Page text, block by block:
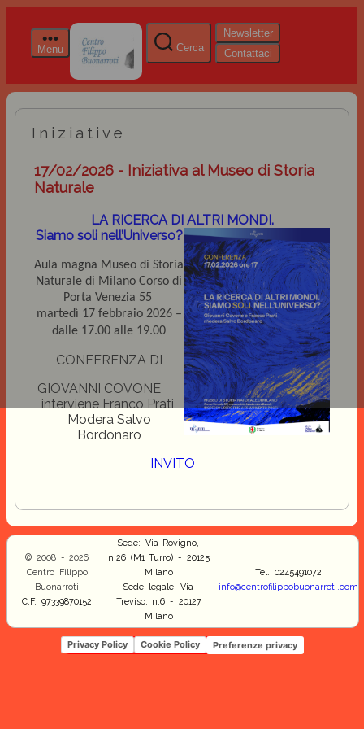
Menu Cerca
Newsletter
Contattaci
Iniziative
17/02/2026 - Iniziativa al Museo di Storia
Naturale
LA RICERCA DI ALTRI MONDI.
Siamo soli nell’Universo?
Aula magna Museo di Storia
Naturale di Milano Corso di
Porta Venezia 55
martedì 17 febbraio 2026 –
dalle 17.00 alle 19.00
CONFERENZA DI
GIOVANNI COVONE
interviene Franco Prati
Modera Salvo
Bordonaro
INVITO
© 2008 - 2026
Centro Filippo
Buonarroti
C.F. 97339870152
Sede: Via Rovigno,
n.26 (M1 Turro) - 20125
Milano
Sede legale: Via
Treviso, n.6 - 20127
Milano
Tel. 0245491072
info@centrofilippobuonarroti.com
Privacy Policy Cookie Policy Preferenze privacy